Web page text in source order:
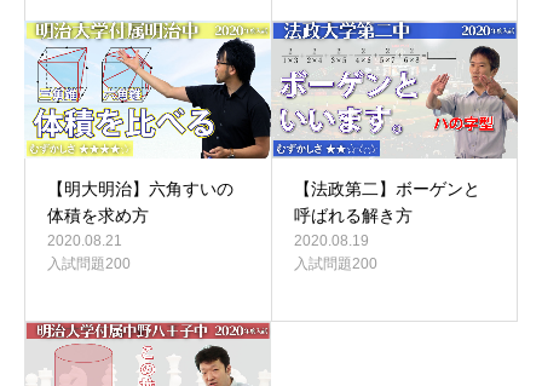
【明大明治】六角すいの
体積を求め方
2020.08.21
入試問題200
【法政第二】ボーゲンと
呼ばれる解き方
2020.08.19
入試問題200